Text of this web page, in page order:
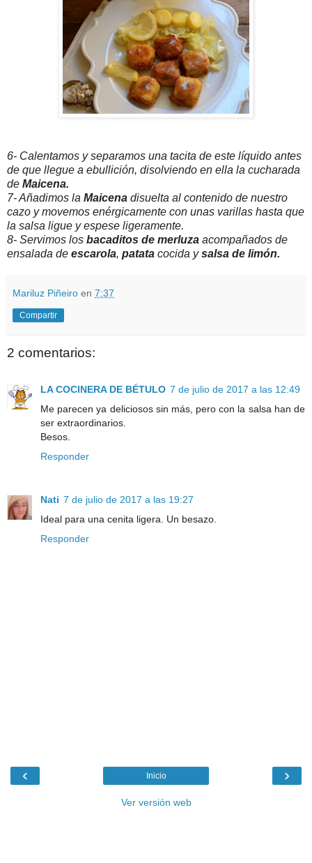
6- Calentamos y separamos una tacita de este líquido antes
de que llegue a ebullición, disolviendo en ella la cucharada
de Maicena.
7- Añadimos la Maicena disuelta al contenido de nuestro
cazo y movemos enérgicamente con unas varillas hasta que
la salsa ligue y espese ligeramente.
8- Servimos los bacaditos de merluza acompañados de
ensalada de escarola, patata cocida ysalsa de limón.
Mariluz Piñeiro en 7:37
Compartir
2 comentarios:
LA COCINERA DE BÉTULO 7 de julio de 2017 a las 12:49
Me parecen ya deliciosos sin más, pero con la salsa han de
ser extraordinarios.
Besos.
Responder
Nati 7 de julio de 2017 a las 19:27
Ideal para una cenita ligera. Un besazo.
Responder
‹ ›
Inicio
Ver versión web